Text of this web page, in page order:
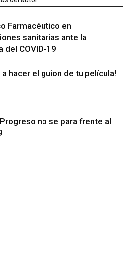
Farmacéutico en
sanitarias ante la
del COVID-19
a hacer el guion de tu película!
no se para frente al